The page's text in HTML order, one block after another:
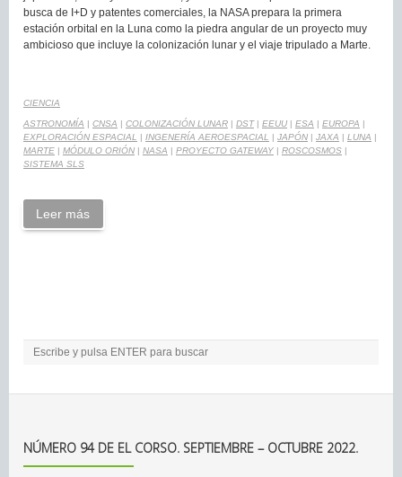
busca de I+D y patentes comerciales, la NASA prepara la primera
estación orbital en la Luna como la piedra angular de un proyecto muy
ambicioso que incluye la colonización lunar y el viaje tripulado a Marte.
CIENCIA
ASTRONOMÍA | CNSA | COLONIZACIÓN LUNAR | DST| EEUU | ESA | EUROPA |
EXPLORACIÓN ESPACIAL
| INGENERÍA AEROESPACIAL | JAPÓN | JAXA | LUNA |
MARTE | MÓDULO ORIÓN | NASA | PROYECTO GATEWAY | ROSCOSMOS |
SISTEMA SLS
Leer más
NÚMERO 94 DE EL CORSO. SEPTIEMBRE – OCTUBRE 2022.